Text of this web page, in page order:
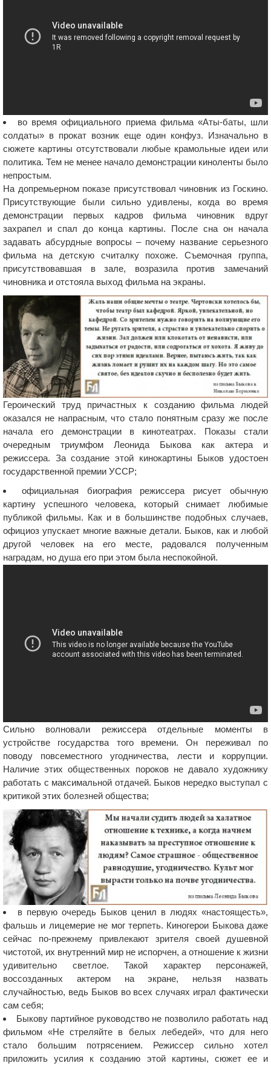
во время официального приема фильма «Аты-баты, шли
солдаты» в прокат возник еще один конфуз. Изначально в
сюжете картины отсутствовали любые крамольные идеи или
политика. Тем не менее начало демонстрации киноленты было
непростым.
На допремьерном показе присутствовал чиновник из Госкино.
Присутствующие были сильно удивлены, когда во время
демонстрации первых кадров фильма чиновник вдруг
захрапел и спал до конца картины. После сна он начала
задавать абсурдные вопросы – почему название серьезного
фильма на детскую считалку похоже. Съемочная группа,
присутствовавшая в зале, возразила против замечаний
чиновника и отстояла выход фильма на экраны.
Героический труд причастных к созданию фильма людей
оказался не напрасным, что стало понятным сразу же после
начала его демонстрации в кинотеатрах. Показы стали
очередным триумфом Леонида Быкова как актера и
режиссера. За создание этой кинокартины Быков удостоен
государственной премии УССР;
официальная биография режиссера рисует обычную
картину успешного человека, который снимает любимые
публикой фильмы. Как и в большинстве подобных случаев,
официоз упускает многие важные детали. Быков, как и любой
другой человек на его месте, радовался полученным
наградам, но душа его при этом была неспокойной.
Сильно волновали режиссера отдельные моменты в
устройстве государства того времени. Он переживал по
поводу повсеместного угодничества, лести и коррупции.
Наличие этих общественных пороков не давало художнику
работать с максимальной отдачей. Быков нередко выступал с
критикой этих болезней общества;
в первую очередь Быков ценил в людях «настоящесть»,
фальшь и лицемерие не мог терпеть. Киногерои Быкова даже
сейчас по-прежнему привлекают зрителя своей душевной
чистотой, их внутренний мир не испорчен, а отношение к жизни
удивительно светлое. Такой характер персонажей,
воссозданных актером на экране, нельзя назвать
случайностью, ведь Быков во всех случаях играл фактически
сам себя;
Быкову партийное руководство не позволило работать над
фильмом «Не стреляйте в белых лебедей», что для него
стало большим потрясением. Режиссер сильно хотел
приложить усилия к созданию этой картины, сюжет ее и